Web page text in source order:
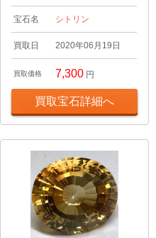
宝石名 シトリン
買取日 2020年06月19日
買取価格 7,300 円
買取宝石詳細へ